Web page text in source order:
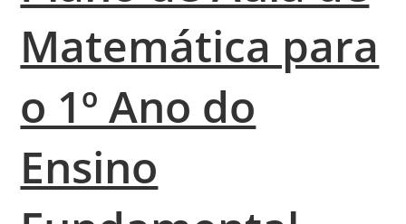
Matemática para
o 1º Ano do
Ensino